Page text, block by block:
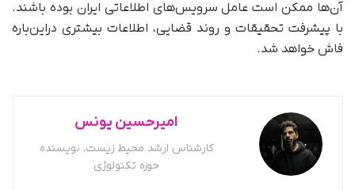
آن‌ها ممکن است عامل سرویس‌های اطلاعاتی ایران بوده باشند.
با پیشرفت تحقیقات و روند قضایی، اطلاعات بیشتری دراین‌باره
فاش خواهد شد.
امیرحسین یونس
کارشناس ارشد محیط زیست، نویسنده
حوزه تکنولوژی